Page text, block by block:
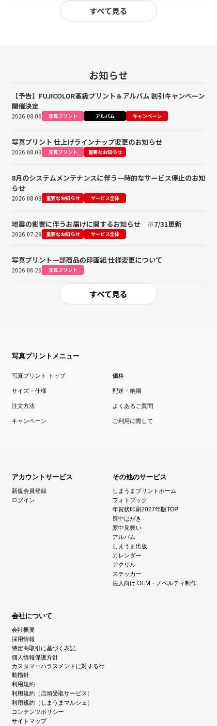
すべて見る
お知らせ
【予告】FUJICOLOR高級プリント＆アルバム 割引キャンペーン
開催決定
2026.08.06 写真プリント アルバム キャンペーン
写真プリント 仕上げラインナップ変更のお知らせ
2026.08.03 写真プリント 重要なお知らせ
8月のシステムメンテナンスに伴う一時的なサービス停止のお知
らせ
2026.08.03 重要なお知らせ サービス全体
地震の影響に伴うお届けに関するお知らせ ※7/31更新
2026.07.28 重要なお知らせ サービス全体
写真プリント一部商品の印画紙 仕様変更について
2026.06.26 写真プリント
すべて見る
写真プリントメニュー
写真プリント トップ 価格
サイズ・仕様 配送・納期
注文方法 よくあるご質問
キャンペーン ご利用に際して
アカウントサービス
新規会員登録
ログイン
その他のサービス
しまうまプリントホーム
フォトブック
年賀状印刷2027年版TOP
喪中はがき
寒中見舞い
アルバム
しまうま出版
カレンダー
アクリル
ステッカー
法人向け OEM・ノベルティ制作
会社について
会社概要
採用情報
特定商取引に基づく表記
個人情報保護方針
カスタマーハラスメントに対する行
動指針
利用規約
利用規約（店頭受取サービス）
利用規約（しまうまマルシェ）
コンテンツポリシー
サイトマップ